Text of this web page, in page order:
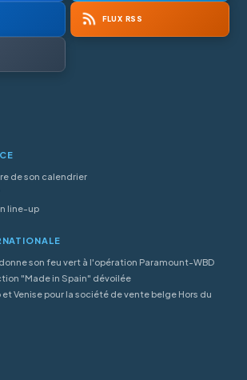
FLUX RSS
de son calendrier
line-up
son feu vert à l'opération Paramount-WBD
"Made in Spain" dévoilée
et Venise pour la société de vente belge Hors du